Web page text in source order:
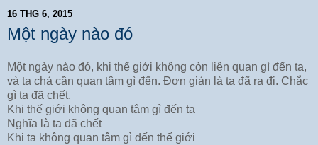
16 THG 6, 2015
Một ngày nào đó
Một ngày nào đó, khi thế giới không còn liên quan gì đến ta,
và ta chả cần quan tâm gì đến. Đơn giản là ta đã ra đi. Chắc
gì ta đã chết.
Khi thế giới không quan tâm gì đến ta
Nghĩa là ta đã chết
Khi ta không quan tâm gì đến thế giới